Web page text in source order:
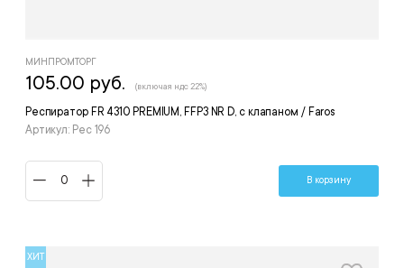
Респиратор FR 4310 PREMIUM, FFP3 NR D, с клапаном / Faros
Артикул: Рес 196
МИНПРОМТОРГ
105.00 руб. (включая ндс 22%)
В корзину
ХИТ